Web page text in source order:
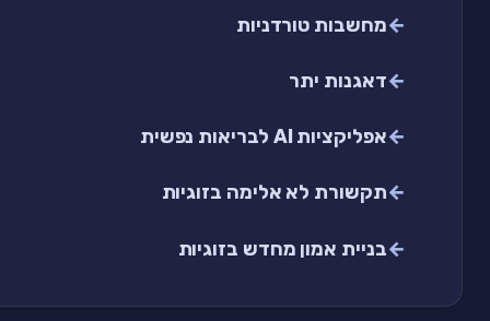
מחשבות טורדניות
דאגנות יתר
אפליקציות AI לבריאות נפשית
תקשורת לא אלימה בזוגיות
בניית אמון מחדש בזוגיות